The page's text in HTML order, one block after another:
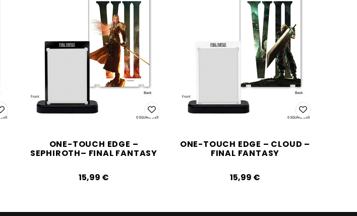
ONE-TOUCH EDGE –
SEPHIROTH– FINAL FANTASY
15,99‎ ‎€
ONE-TOUCH EDGE – CLOUD –
FINAL FANTASY
15,99‎ ‎€